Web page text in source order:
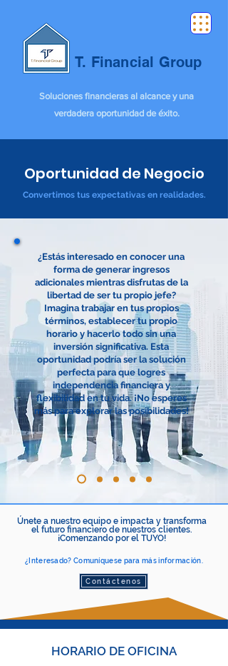
T. Financial Group
Soluciones financieras al alcance y una
verdadera oportunidad de éxito.
Oportunidad de Negocio
Convertimos tus expectativas en realidades.
¿Estás interesado en conocer una
forma de generar ingresos
adicionales mientras disfrutas de la
libertad de ser tu propio jefe?
Imagina trabajar en tus propios
términos, establecer tu propio
horario y hacerlo todo sin una
inversión significativa. Esta
oportunidad podría ser la solución
perfecta para que logres
independencia financiera y
flexibilidad en tu vida. ¡No esperes
más para explorar las posibilidades!
Únete a nuestro equipo e impacta y transforma
el futuro financiero de nuestros clientes.
¡Comenzando por el TUYO!
¿Interesado? Comuníquese para más información.
Contáctenos
HORARIO DE OFICINA